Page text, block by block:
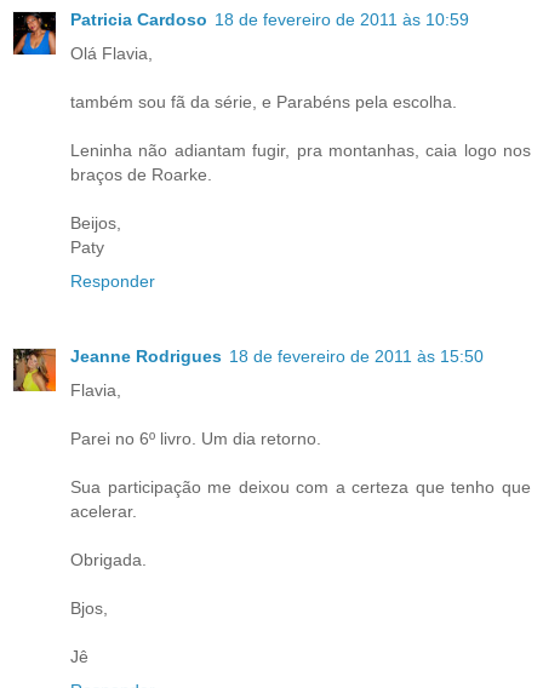
Patricia Cardoso 18 de fevereiro de 2011 às 10:59
Olá Flavia,
também sou fã da série, e Parabéns pela escolha.
Leninha não adiantam fugir, pra montanhas, caia logo nos
braços de Roarke.
Beijos,
Paty
Responder
Jeanne Rodrigues 18 de fevereiro de 2011 às 15:50
Flavia,
Parei no 6º livro. Um dia retorno.
Sua participação me deixou com a certeza que tenho que
acelerar.
Obrigada.
Bjos,
Jê